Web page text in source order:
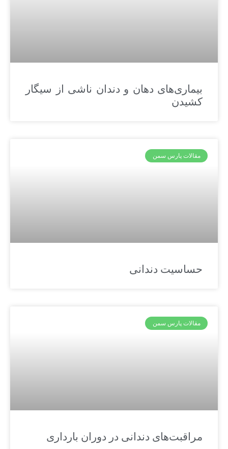
بیماری‌های دهان و دندان ناشی از سیگار
کشیدن
مقالات پارس سمن
حساسیت دندانی
مقالات پارس سمن
مراقبت‌های دندانی در دوران بارداری